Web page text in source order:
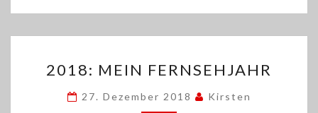
MEIN
2018: MEIN FERNSEHJAHR
27. Dezember 2018 Kirsten